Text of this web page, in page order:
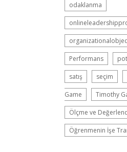
odaklanma
Performans
satış seçim
Game Timothy
Ölçme ve
Öğrenmenin İşe